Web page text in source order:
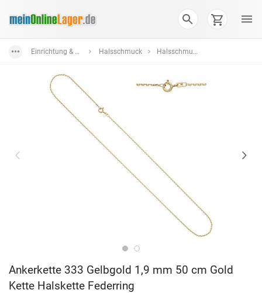
Einrichtung & Wohnaccessoires Halsschmuck Halsschmuck Gold
Ankerkette 333 Gelbgold 1,9 mm 50 cm Gold
Kette Halskette Federring